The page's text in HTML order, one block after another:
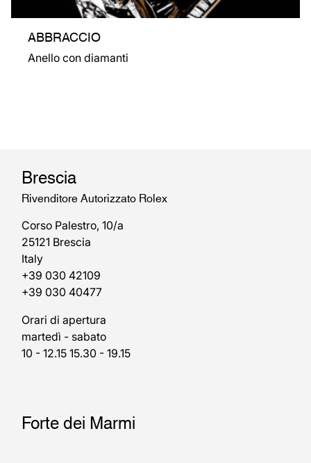
ABBRACCIO
Anello con diamanti
Brescia
Rivenditore Autorizzato Rolex
Corso Palestro, 10/a
25121 Brescia
Italy
+39 030 42109
+39 030 40477
Orari di apertura
martedì - sabato
10 - 12.15 15.30 - 19.15
Forte dei Marmi